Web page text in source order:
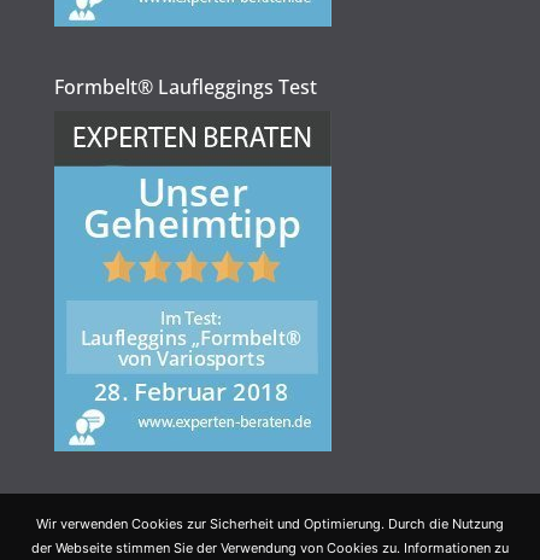
Formbelt® Laufleggings Test
Wir verwenden Cookies zur Sicherheit und Optimierung. Durch die Nutzung
der Webseite stimmen Sie der Verwendung von Cookies zu. Informationen zu